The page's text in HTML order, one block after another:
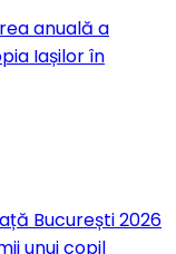
anuală a
Iașilor în
București 2026
unui copil